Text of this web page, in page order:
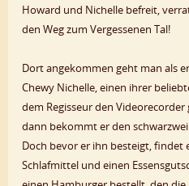
Howard und Nichelle befreit,
den Weg zum Vergessenen Tal!
Dort angekommen geht man als
Chewy Nichelle, einen ihrer
dem Regisseur den
dann bekommt er den
Doch bevor er ihn besteigt, findet
Schlafmittel und einen